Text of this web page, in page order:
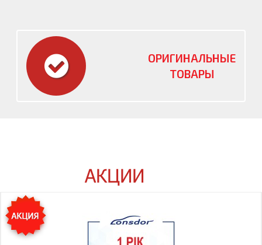
ОРИГИНАЛЬНЫЕ
ТОВАРЫ
АКЦИИ